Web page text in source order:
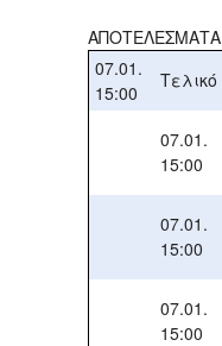
ΑΠΟΤΕΛΕΣΜΑΤΑ
07.01.
15:00
Τελικό
07.01.
15:00
07.01.
15:00
07.01.
15:00